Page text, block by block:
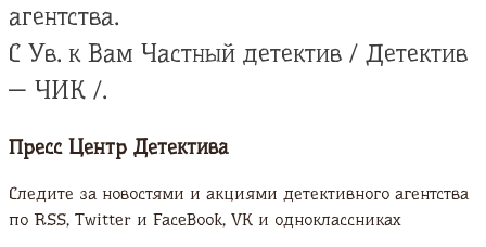
агентства.
С Ув. к Вам Частный детектив / Детектив
— ЧИК /.
Пресс Центр Детектива
Следите за новостями и акциями детективного агентства
по RSS, Twitter и FaсeBook, VK и одноклассниках